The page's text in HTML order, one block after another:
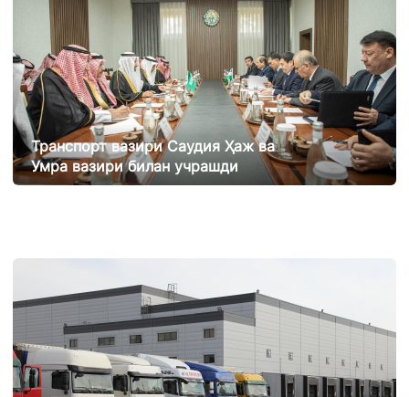
Транспорт вазири Саудия Ҳаж ва
Умра вазири билан учрашди